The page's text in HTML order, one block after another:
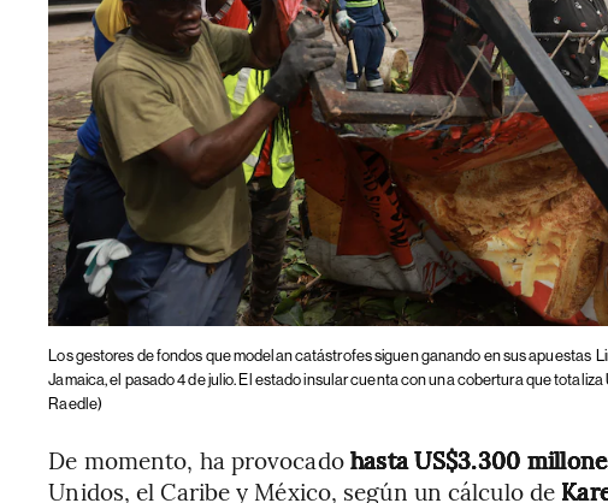
Los gestores de fondos que modelan catástrofes siguen ganando en sus apuestas
Jamaica, el pasado 4 de julio. El estado insular cuenta con una cobertura que
Raedle)
De momento, ha provocadohasta US$3.300
Unidos, el Caribe y México, según un cálculo de